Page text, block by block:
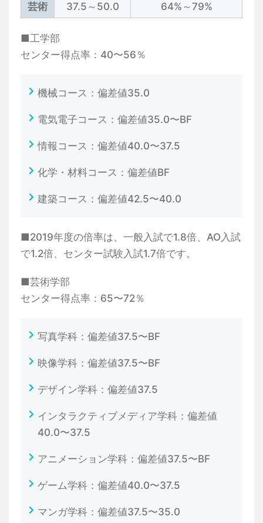
芸術
37.5～50.0 64%～79%
■工学部
センター得点率：40〜56％
機械コース：偏差値35.0
電気電子コース：偏差値35.0〜BF
情報コース：偏差値40.0〜37.5
化学・材料コース：偏差値BF
建築コース：偏差値42.5〜40.0
■2019年度の倍率は、一般入試で1.8倍、AO入試
で1.2倍、センター試験入試1.7倍です。
■芸術学部
センター得点率：65〜72％
写真学科：偏差値37.5〜BF
映像学科：偏差値37.5〜BF
デザイン学科：偏差値37.5
インタラクティブメディア学科：偏差値
40.0〜37.5
アニメーション学科：偏差値37.5〜BF
ゲーム学科：偏差値40.0〜37.5
マンガ学科：偏差値37.5〜35.0